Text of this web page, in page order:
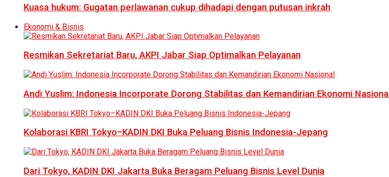
Kuasa hukum: Gugatan perlawanan cukup dihadapi dengan putusan inkrah
Ekonomi & Bisnis
Resmikan Sekretariat Baru, AKPI Jabar Siap Optimalkan Pelayanan
Andi Yuslim: Indonesia Incorporate Dorong Stabilitas dan Kemandirian Ekonomi Nasional
Kolaborasi KBRI Tokyo–KADIN DKI Buka Peluang Bisnis Indonesia-Jepang
Dari Tokyo, KADIN DKI Jakarta Buka Beragam Peluang Bisnis Level Dunia